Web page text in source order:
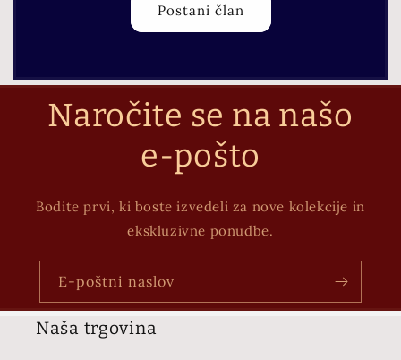
Postani član
Naročite se na našo
e-pošto
Bodite prvi, ki boste izvedeli za nove kolekcije in
ekskluzivne ponudbe.
E-poštni naslov
Naša trgovina